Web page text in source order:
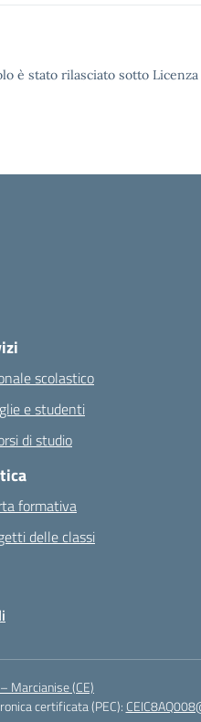
è stato rilasciato sotto
scolastico
e studenti
di studio
formativa
delle classi
Marcianise (CE)
certificata (PEC):